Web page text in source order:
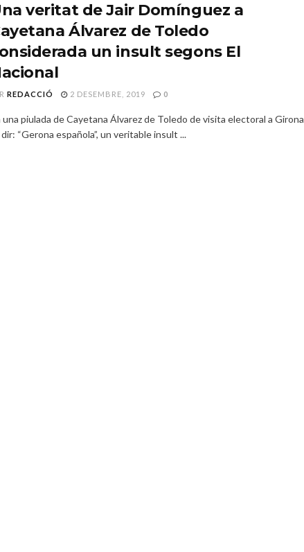
veritat de Jair Domínguez a
Álvarez de Toledo
un insult segons El
REDACCIÓ 2 DESEMBRE, 2019 0
una piulada de Cayetana Álvarez de Toledo de visita electoral a Girona
“Gerona española”, un veritable insult ...